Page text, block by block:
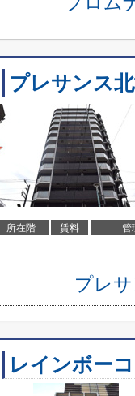
プレサンス
所在階 賃料 管
プレ
レインボー